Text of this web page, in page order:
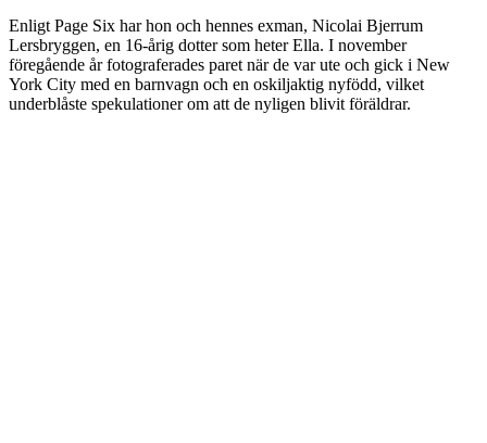
Enligt Page Six har hon och hennes exman, Nicolai Bjerrum
Lersbryggen, en 16-årig dotter som heter Ella. I november
föregående år fotograferades paret när de var ute och gick i New
York City med en barnvagn och en oskiljaktig nyfödd, vilket
underblåste spekulationer om att de nyligen blivit föräldrar.